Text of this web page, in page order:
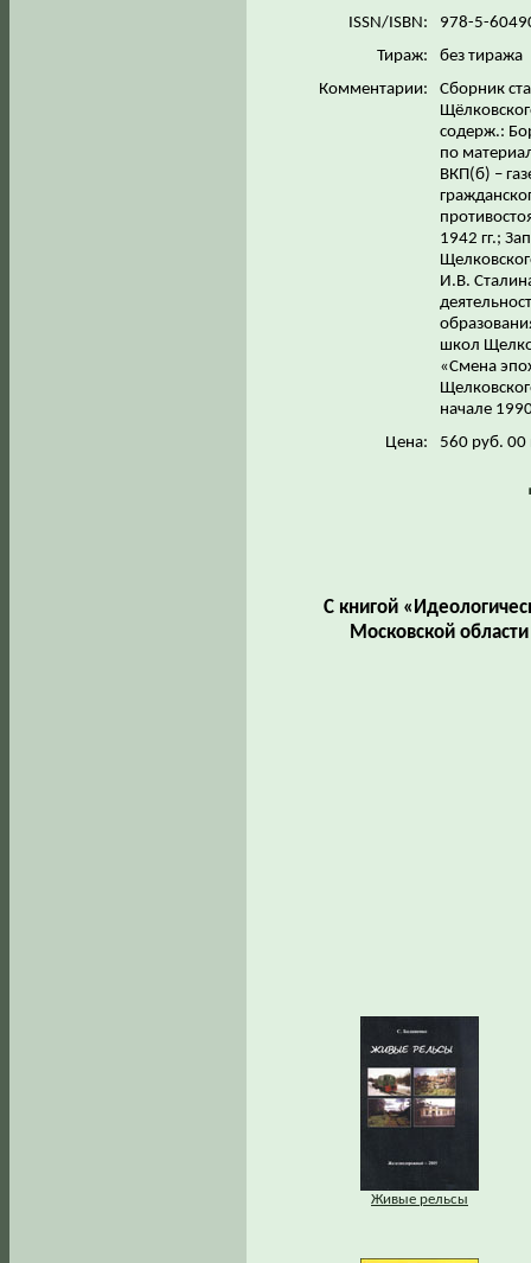
ISSN/ISBN:
978-5-
Тираж:
без тиража
Комментарии:
Сборник
содерж.:
по
ВКП(б) –
1942 гг.;
И.В.
школ
«Смена
начале
Цена:
560 руб. 00
С книгой
Московской
Живые рельсы